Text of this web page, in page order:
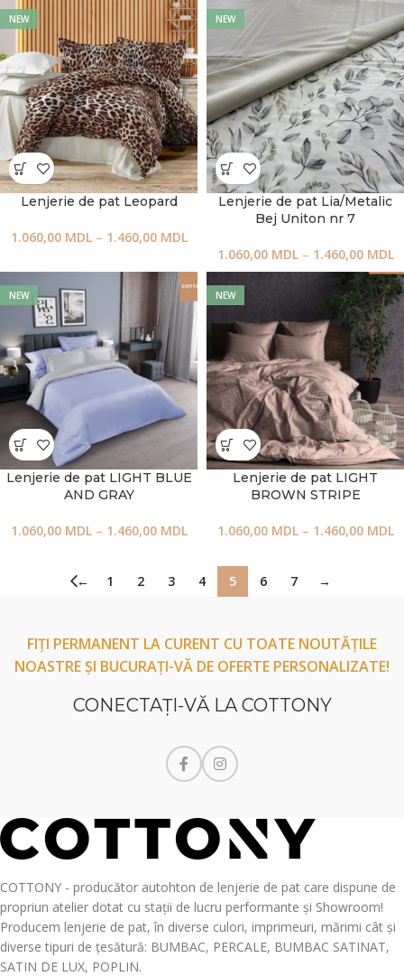
NEW
Lenjerie de pat Leopard
1.060,00 MDL – 1.460,00 MDL
NEW
Lenjerie de pat Lia/Metalic
Bej Uniton nr 7
1.060,00 MDL – 1.460,00 MDL
NEW
Lenjerie de pat LIGHT BLUE
AND GRAY
1.060,00 MDL – 1.460,00 MDL
NEW
Lenjerie de pat LIGHT
BROWN STRIPE
1.060,00 MDL – 1.460,00 MDL
← 1 2 3 4 5 6 7 →
FIȚI PERMANENT LA CURENT CU TOATE NOUTĂȚILE
NOASTRE ȘI BUCURAȚI-VĂ DE OFERTE PERSONALIZATE!
CONECTAŢI-VĂ LA COTTONY
COTTONY - producător autohton de lenjerie de pat care dispune de
propriun atelier dotat cu stații de lucru performante și Showroom!
Producem lenjerie de pat, în diverse culori, imprimeuri, mărimi cât și
diverse tipuri de țesătură: BUMBAC, PERCALE, BUMBAC SATINAT,
SATIN DE LUX, POPLIN.